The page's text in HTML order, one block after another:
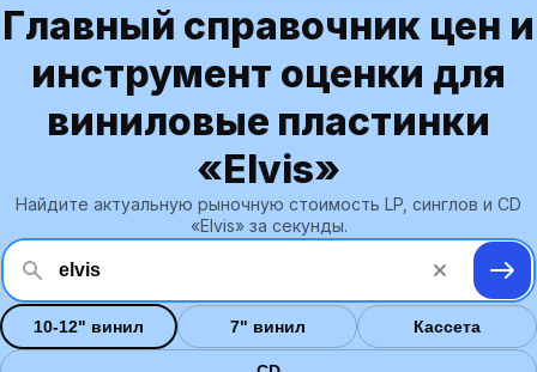
Главный справочник цен и
инструмент оценки для
виниловые пластинки
«Elvis»
Найдите актуальную рыночную стоимость LP, синглов и CD
«Elvis» за секунды.
10-12" винил 7" винил Кассета